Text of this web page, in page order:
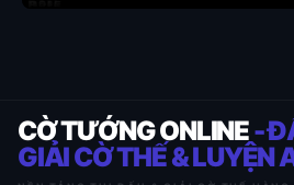
CỜ TƯỚNG ONLINE-
GIẢI CỜ THẾ & LUYỆN